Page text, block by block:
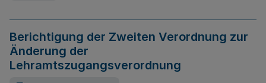
Berichtigung der Zweiten Verordnung zur
Änderung der
Lehramtszugangsverordnung